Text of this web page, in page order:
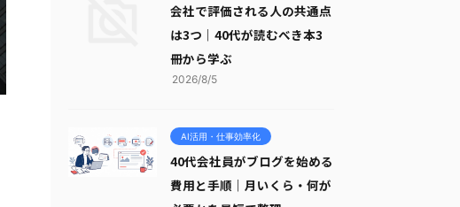
会社で評価される人の共通点
は3つ｜40代が読むべき本3
冊から学ぶ
2026/8/5
AI活用・仕事効率化
40代会社員がブログを始める
費用と手順｜月いくら・何が